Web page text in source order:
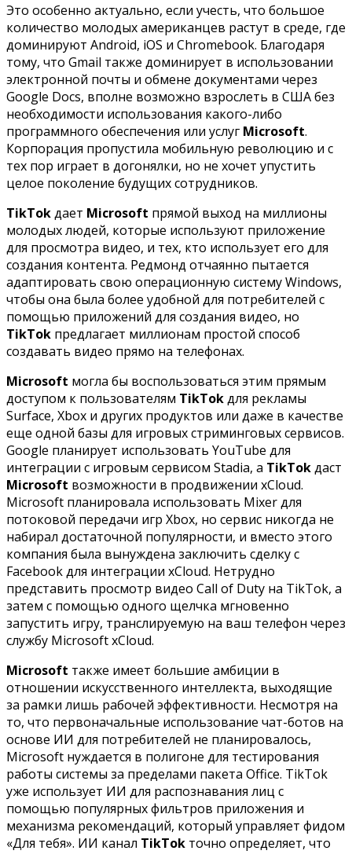
Это особенно актуально, если учесть, что большое
количество молодых американцев растут в среде, где
доминируют Android, iOS и Chromebook. Благодаря
тому, что Gmail также доминирует в использовании
электронной почты и обмене документами через
Google Docs, вполне возможно взрослеть в США без
необходимости использования какого-либо
программного обеспечения или услуг Microsoft.
Корпорация пропустила мобильную революцию и с
тех пор играет в догонялки, но не хочет упустить
целое поколение будущих сотрудников.
TikTokдает Microsoft прямой выход на миллионы
молодых людей, которые используют приложение
для просмотра видео, и тех, кто использует его для
создания контента. Редмонд отчаянно пытается
адаптировать свою операционную систему Windows,
чтобы она была более удобной для потребителей с
помощью приложений для создания видео, но
TikTok предлагает миллионам простой способ
создавать видео прямо на телефонах.
Microsoft могла бы воспользоваться этим прямым
доступом к пользователям TikTokдля рекламы
Surface, Xbox и других продуктов или даже в качестве
еще одной базы для игровых стриминговых сервисов.
Google планирует использовать YouTube для
интеграции с игровым сервисом Stadia, а TikTokдаст
Microsoft возможности в продвижении xCloud.
Microsoft планировала использовать Mixer для
потоковой передачи игр Xbox, но сервис никогда не
набирал достаточной популярности, и вместо этого
компания была вынуждена заключить сделку с
Facebook для интеграции xCloud. Нетрудно
представить просмотр видео Call of Duty на TikTok, а
затем с помощью одного щелчка мгновенно
запустить игру, транслируемую на ваш телефон через
службу Microsoft xCloud.
Microsoft также имеет большие амбиции в
отношении искусственного интеллекта, выходящие
за рамки лишь рабочей эффективности. Несмотря на
то, что первоначальные использование чат-ботов на
основе ИИ для потребителей не планировалось,
Microsoft нуждается в полигоне для тестирования
работы системы за пределами пакета Office. TikTok
уже использует ИИ для распознавания лиц с
помощью популярных фильтров приложения и
механизма рекомендаций, который управляет фидом
«Для тебя». ИИ канал TikTok точно определяет, что